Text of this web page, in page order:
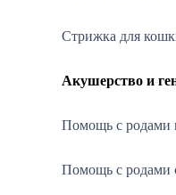
Стрижка для
Акушерство и
Помощь с родами
Помощь с родами